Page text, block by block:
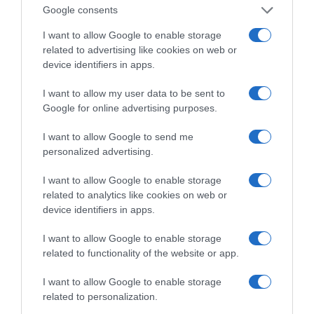
Google consents
I want to allow Google to enable storage
related to advertising like cookies on web or
device identifiers in apps.
I want to allow my user data to be sent to
Google for online advertising purposes.
I want to allow Google to send me
personalized advertising.
I want to allow Google to enable storage
related to analytics like cookies on web or
device identifiers in apps.
I want to allow Google to enable storage
related to functionality of the website or app.
I want to allow Google to enable storage
related to personalization.
θα υλοποιεί επενδύσεις στην Ελλάδα, σε
παρατηρείται επενδυτικό κενό, χωρίς να
ανταγωνίζεται υφιστάμενα funds,
θα καταρτίζει τριετές επιχειρησιακό σχέδιο, το
οποίο θα εγκρίνεται από τη γενική συνέλευση
του Υπερταμείου,
θα μπορεί να συμμετέχει ως συνεπενδυτής με
άλλα ταμεία και φορείς κυρίως με μειοψηφικές
συμμετοχές στις επενδύσεις ή με υβριδικά
εργαλεία,